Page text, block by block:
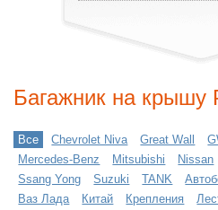
Багажник на крышу
Все Chevrolet Niva Great Wall
Mercedes-Benz
Mitsubishi Nissan
Ssang Yong
Suzuki TANK
Ваз Лада
Китай Крепления